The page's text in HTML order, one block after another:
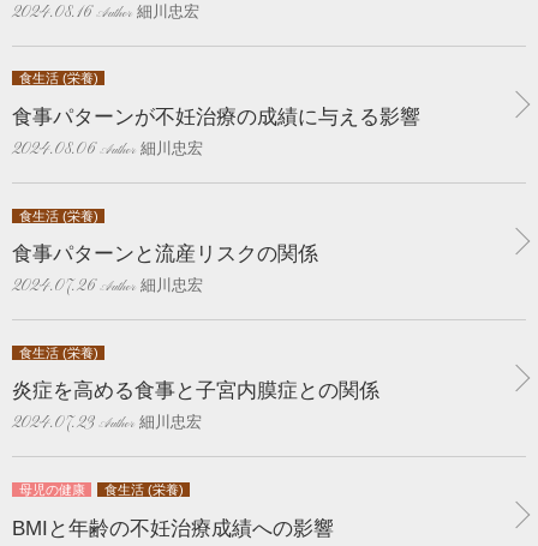
2024.08.16 細川忠宏
食生活 (栄養)
食事パターンが不妊治療の成績に与える影響
2024.08.06 細川忠宏
食生活 (栄養)
食事パターンと流産リスクの関係
2024.07.26 細川忠宏
食生活 (栄養)
炎症を高める食事と子宮内膜症との関係
2024.07.23 細川忠宏
母児の健康 食生活 (栄養)
BMIと年齢の不妊治療成績への影響